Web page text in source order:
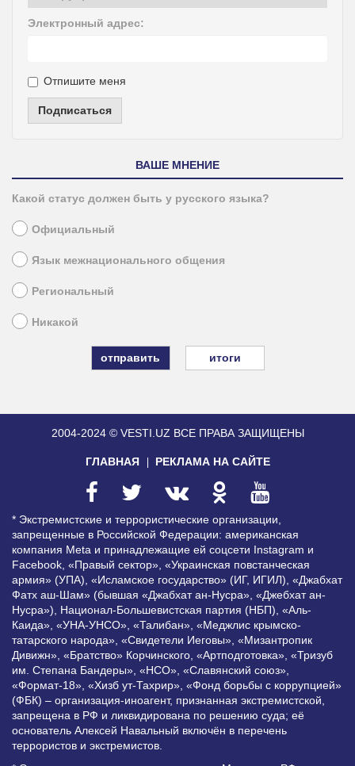
Электронный адрес:
Отпишите меня
Подписаться
ВАШЕ МНЕНИЕ
Какой статус должен быть у русского языка?
Официальный
Язык межнационального общения
Региональный
Никакой
итоги
2004-2024 © VESTI.UZ ВСЕ ПРАВА ЗАЩИЩЕНЫ
ГЛАВНАЯ РЕКЛАМА НА САЙТЕ
* Экстремистские и террористические организации,
запрещенные в Российской Федерации: американская
компания Meta и принадлежащие ей соцсети Instagram и
Facebook, «Правый сектор», «Украинская повстанческая
армия» (УПА), «Исламское государство» (ИГ, ИГИЛ), «Джабхат
Фатх аш-Шам» (бывшая «Джабхат ан-Нусра», «Джебхат ан-
Нусра»), Национал-Большевистская партия (НБП), «Аль-
Каида», «УНА-УНСО», «Талибан», «Меджлис крымско-
татарского народа», «Свидетели Иеговы», «Мизантропик
Дивижн», «Братство» Корчинского, «Артподготовка», «Тризуб
им. Степана Бандеры», «НСО», «Славянский союз»,
«Формат-18», «Хизб ут-Тахрир», «Фонд борьбы с коррупцией»
(ФБК) – организация-иноагент, признанная экстремистской,
запрещена в РФ и ликвидирована по решению суда; её
основатель Алексей Навальный включён в перечень
террористов и экстремистов.